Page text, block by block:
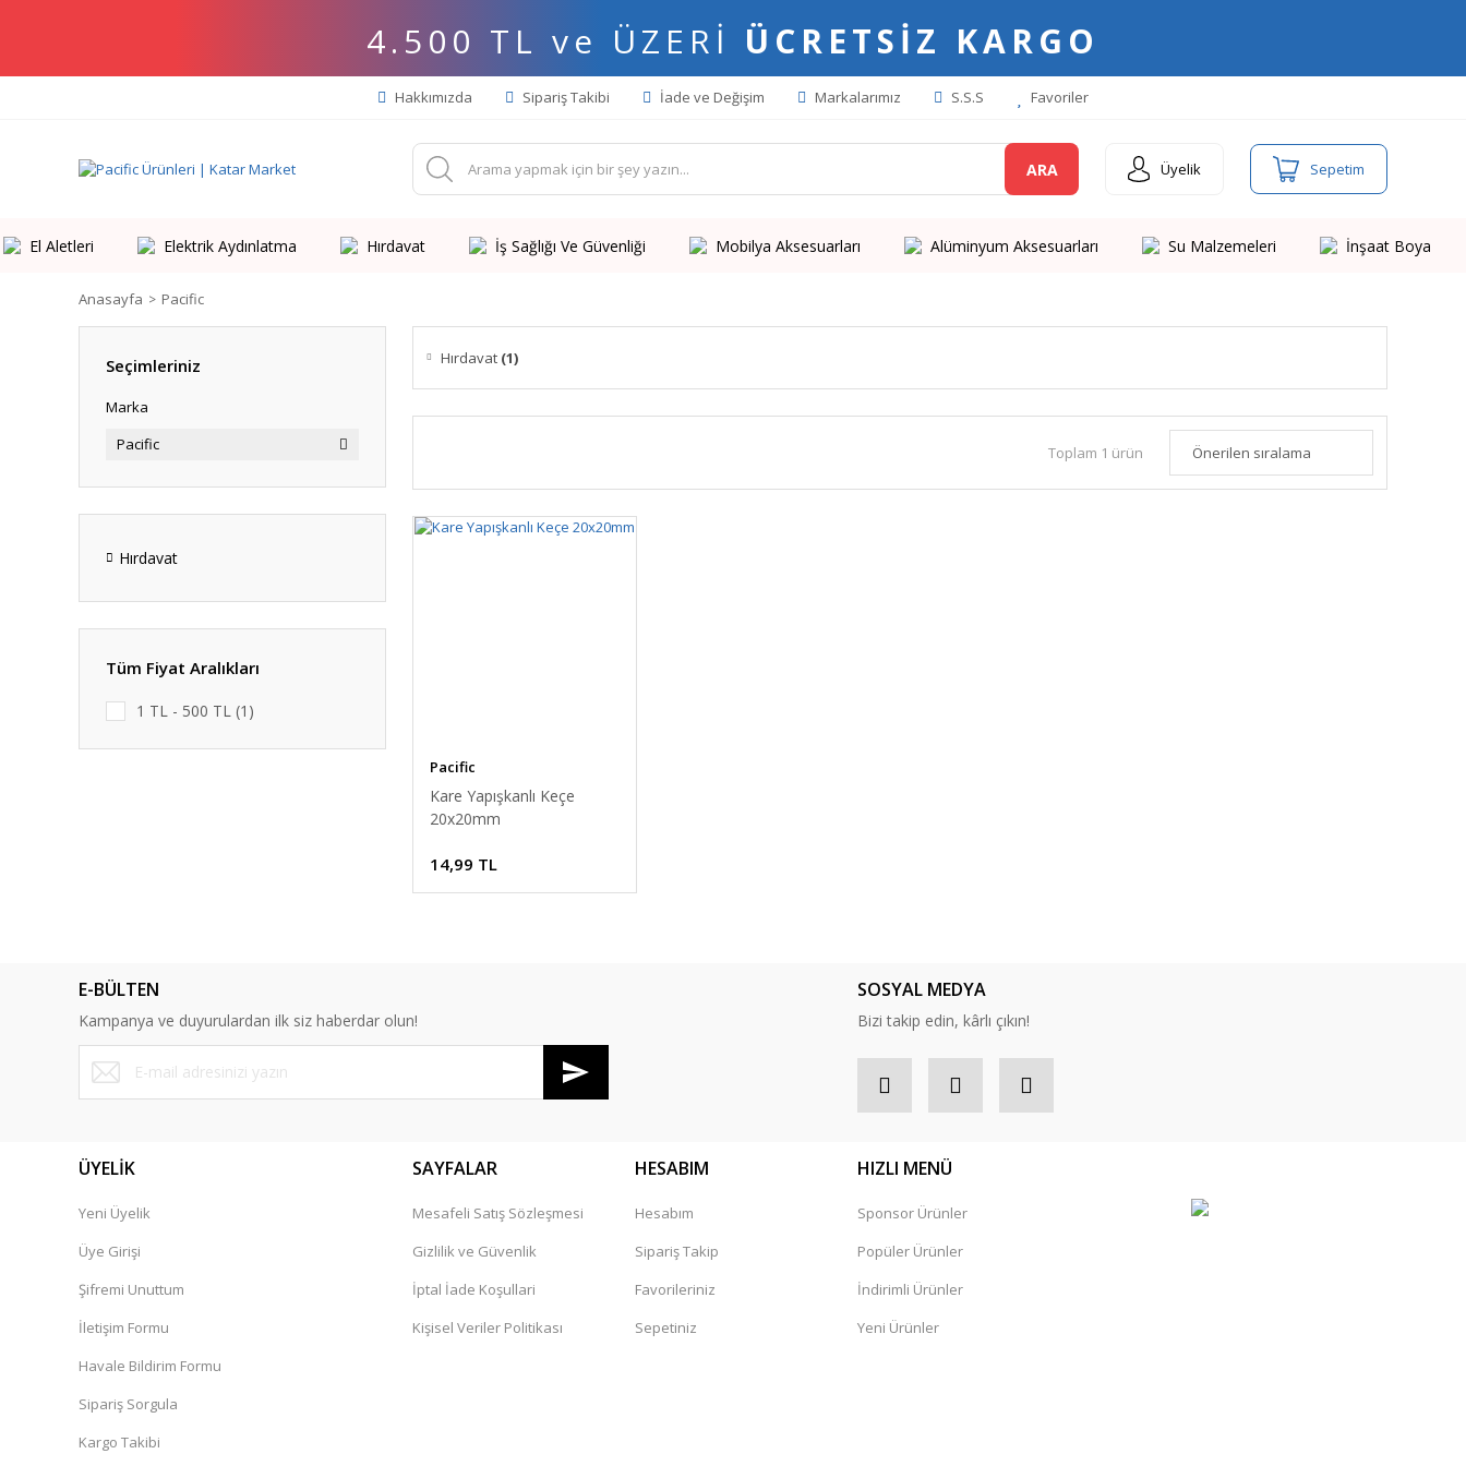
4.500 TL ve ÜZERİ ÜCRETSİZ KARGO
Hakkımızda Sipariş Takibi İade ve Değişim Markalarımız S.S.S Favoriler
ARA Üyelik Sepetim
El Aletleri Elektrik Aydınlatma Hırdavat İş Sağlığı Ve Güvenliği Mobilya Aksesuarları Alüminyum Aksesuarları Su Malzemeleri İnşaat Boya
Anasayfa Pacific
Seçimleriniz
Marka
Pacific
Hırdavat
Tüm Fiyat Aralıkları
1 TL - 500 TL (1)
Hırdavat (1)
Toplam 1 ürün
Pacific
Kare Yapışkanlı Keçe
20x20mm
14,99 TL
E-BÜLTEN
Kampanya ve duyurulardan ilk siz haberdar olun!
SOSYAL MEDYA
Bizi takip edin, kârlı çıkın!
ÜYELİK
Yeni Üyelik
Üye Girişi
Şifremi Unuttum
İletişim Formu
Havale Bildirim Formu
Sipariş Sorgula
Kargo Takibi
SAYFALAR
Mesafeli Satış Sözleşmesi
Gizlilik ve Güvenlik
İptal İade Koşullari
Kişisel Veriler Politikası
HESABIM
Hesabım
Sipariş Takip
Favorileriniz
Sepetiniz
HIZLI MENÜ
Sponsor Ürünler
Popüler Ürünler
İndirimli Ürünler
Yeni Ürünler